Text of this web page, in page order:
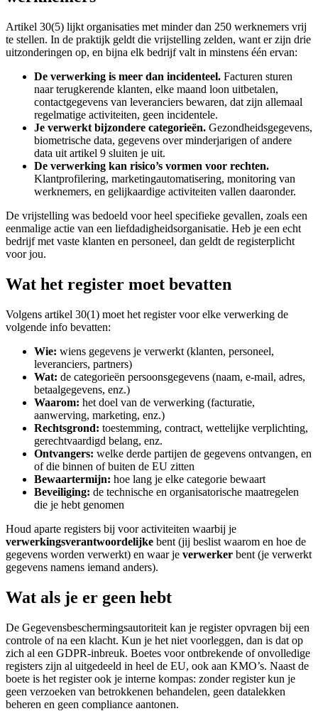
Artikel 30(5) lijkt organisaties met minder dan 250 werknemers vrij
te stellen. In de praktijk geldt die vrijstelling zelden, want er zijn drie
uitzonderingen op, en bijna elk bedrijf valt in minstens één ervan:
De verwerking is meer dan incidenteel. Facturen sturen
naar terugkerende klanten, elke maand loon uitbetalen,
contactgegevens van leveranciers bewaren, dat zijn allemaal
regelmatige activiteiten, geen incidentele.
Je verwerkt bijzondere categorieën. Gezondheidsgegevens,
biometrische data, gegevens over minderjarigen of andere
data uit artikel 9 sluiten je uit.
De verwerking kan risico’s vormen voor rechten.
Klantprofilering, marketingautomatisering, monitoring van
werknemers, en gelijkaardige activiteiten vallen daaronder.
De vrijstelling was bedoeld voor heel specifieke gevallen, zoals een
eenmalige actie van een liefdadigheidsorganisatie. Heb je een echt
bedrijf met vaste klanten en personeel, dan geldt de registerplicht
voor jou.
Wat het register moet bevatten
Volgens artikel 30(1) moet het register voor elke verwerking de
volgende info bevatten:
Wie: wiens gegevens je verwerkt (klanten, personeel,
leveranciers, partners)
Wat: de categorieën persoonsgegevens (naam, e-mail, adres,
betaalgegevens, enz.)
Waarom: het doel van de verwerking (facturatie,
aanwerving, marketing, enz.)
Rechtsgrond: toestemming, contract, wettelijke verplichting,
gerechtvaardigd belang, enz.
Ontvangers: welke derde partijen de gegevens ontvangen, en
of die binnen of buiten de EU zitten
Bewaartermijn: hoe lang je elke categorie bewaart
Beveiliging: de technische en organisatorische maatregelen
die je hebt genomen
Houd aparte registers bij voor activiteiten waarbij je
verwerkingsverantwoordelijke bent (jij beslist waarom en hoe de
gegevens worden verwerkt) en waar je verwerker bent (je verwerkt
gegevens namens iemand anders).
Wat als je er geen hebt
De Gegevensbeschermingsautoriteit kan je register opvragen bij een
controle of na een klacht. Kun je het niet voorleggen, dan is dat op
zich al een GDPR-inbreuk. Boetes voor ontbrekende of onvolledige
registers zijn al uitgedeeld in heel de EU, ook aan KMO’s. Naast de
boete is het register ook je interne kompas: zonder register kun je
geen verzoeken van betrokkenen behandelen, geen datalekken
beheren en geen compliance aantonen.